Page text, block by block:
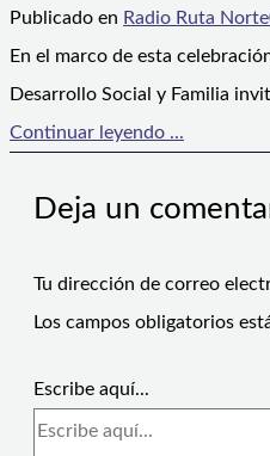
Publicado en Radio Ruta Norte
En el marco de esta
Desarrollo Social y Familia
Continuar leyendo ...
Deja un
Tu dirección de correo
Los campos obligatorios
Escribe aquí...